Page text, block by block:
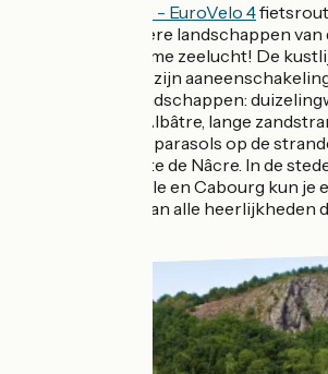
Vélomaritime - EuroVelo 4
langs de bijzondere landschappen
kust en de heilzame zeelucht! De
staat bekend om zijn
verschillende landschappen:
langs de Côte d'Albâtre, lange
strandhuisjes en parasols op de
Fleurie en de Côte de Nâcre. In de
Deauville, Trouville en Cabourg kun je
om te genieten van alle heerlijkheden